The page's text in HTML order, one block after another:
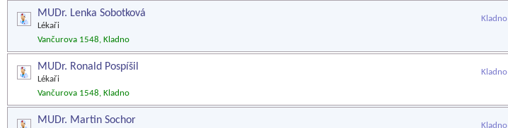
MUDr. Lenka Sobotková
Lékaři
Kladno
Vančurova 1548, Kladno
MUDr. Ronald Pospíšil
Lékaři
Kladno
Vančurova 1548, Kladno
MUDr. Martin Sochor Kladno